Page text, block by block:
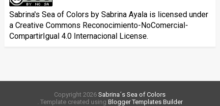
Sabrina's Sea of Colors by Sabrina Ayalais licensed under
a Creative Commons Reconocimiento-NoComercial-
CompartirIgual 4.0 Internacional License.
Copyright2026 Sabrina´s Sea of Colors
. Template created using Blogger Templates Builder